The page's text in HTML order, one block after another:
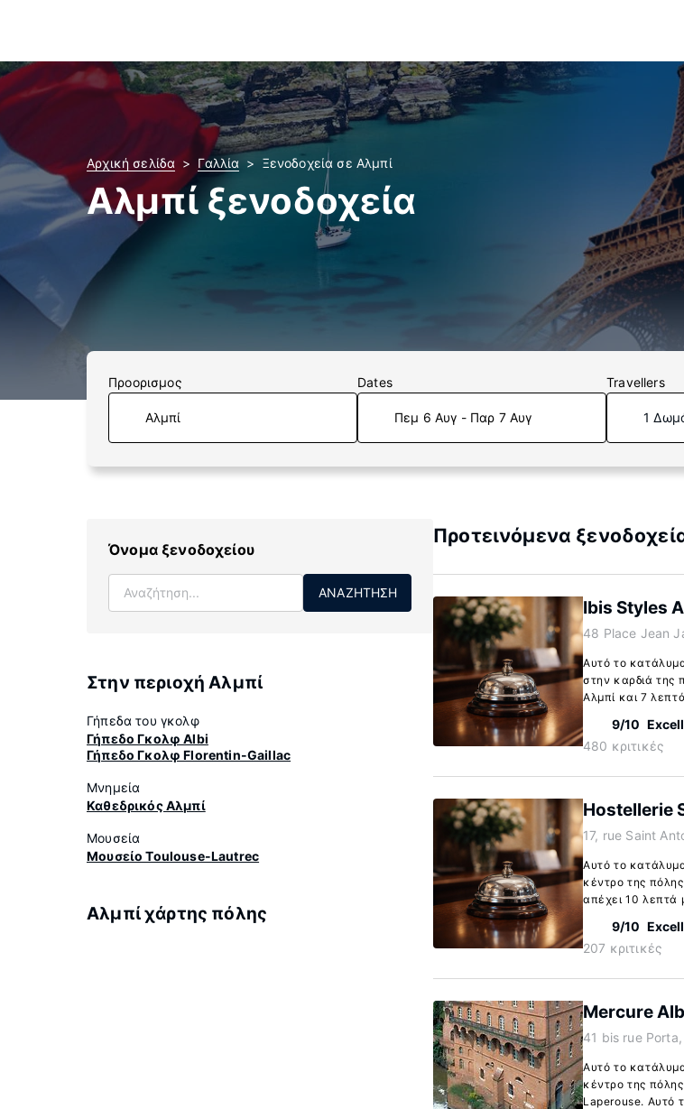
Αρχική σελίδα Γαλλία Ξενοδοχεία σε Αλμπί
Αλμπί ξενοδοχεία
Προορισμος Dates
Πεμ 6 Αυγ - Παρ 7 Αυγ
Travellers
1
Όνομα ξενοδοχείου
ΑΝΑΖΉΤΗΣΗ
Στην περιοχή Αλμπί
Γήπεδα του γκολφ
Γήπεδο Γκολφ Albi
Γήπεδο Γκολφ Florentin-Gaillac
Μνημεία
Καθεδρικός Αλμπί
Μουσεία
Μουσείο Toulouse-Lautrec
Αλμπί χάρτης πόλης
Προτεινόμενα
Ibis Styles
48 Place Jean
Αυτό το
στην καρδιά της
Αλμπί και 7
9/10
480 κριτικές
Hostellerie
17, rue Saint
Αυτό το
κέντρο της
απέχει 10 λεπτά
9/10
207 κριτικές
Mercure
41 bis rue
Αυτό το
κέντρο της
Laperouse. Αυτό